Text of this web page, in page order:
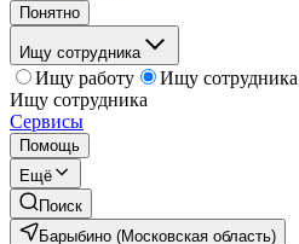
Понятно
Ищу сотрудника
Ищу работу
Ищу сотрудника
Ищу сотрудника
Сервисы
Помощь
Ещё
Поиск
Барыбино (Московская область)